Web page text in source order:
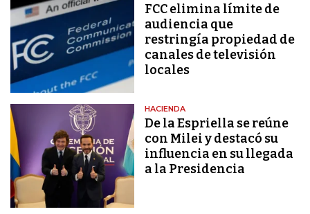
FCC elimina límite de
audiencia que
restringía propiedad de
canales de televisión
locales
HACIENDA
De la Espriella se reúne
con Milei y destacó su
influencia en su llegada
a la Presidencia